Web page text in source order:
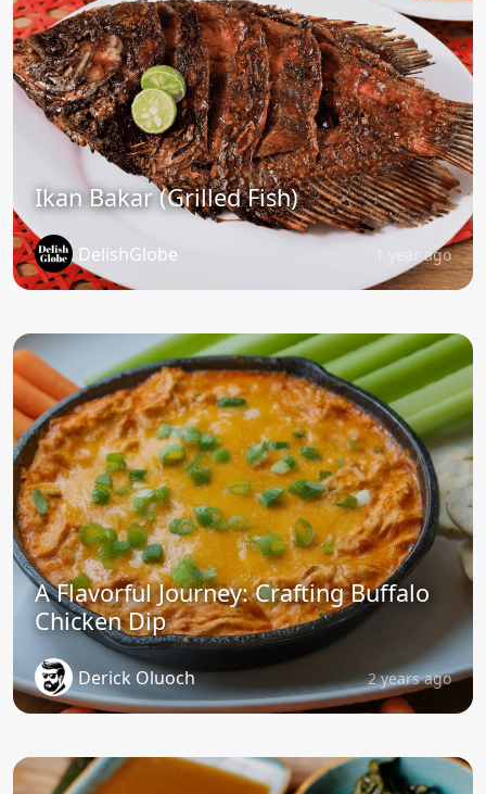
Ikan Bakar (Grilled Fish)
DelishGlobe 1 year ago
A Flavorful Journey: Crafting Buffalo
Chicken Dip
Derick Oluoch 2 years ago